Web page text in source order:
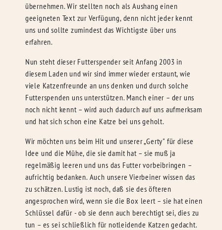
übernehmen. Wir stellten noch als Aushang einen
geeigneten Text zur Verfügung, denn nicht jeder kennt
uns und sollte zumindest das Wichtigste über uns
erfahren.
Nun steht dieser Futterspender seit Anfang 2003 in
diesem Laden und wir sind immer wieder erstaunt, wie
viele Katzenfreunde an uns denken und durch solche
Futterspenden uns unterstützen. Manch einer – der uns
noch nicht kennt – wird auch dadurch auf uns aufmerksam
und hat sich schon eine Katze bei uns geholt.
Wir möchten uns beim Hit und unserer „Gerty" für diese
Idee und die Mühe, die sie damit hat – sie muß ja
regelmäßig leeren und uns das Futter vorbeibringen –
aufrichtig bedanken. Auch unsere Vierbeiner wissen das
zu schätzen. Lustig ist noch, daß sie des öfteren
angesprochen wird, wenn sie die Box leert – sie hat einen
Schlüssel dafür - ob sie denn auch berechtigt sei, dies zu
tun – es sei schließlich für notleidende Katzen gedacht.